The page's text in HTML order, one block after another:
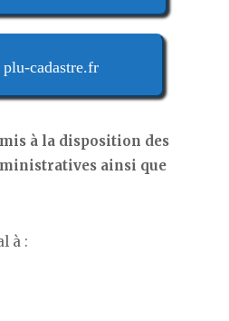
cadastre.fr
à la disposition des
ainsi que
à :